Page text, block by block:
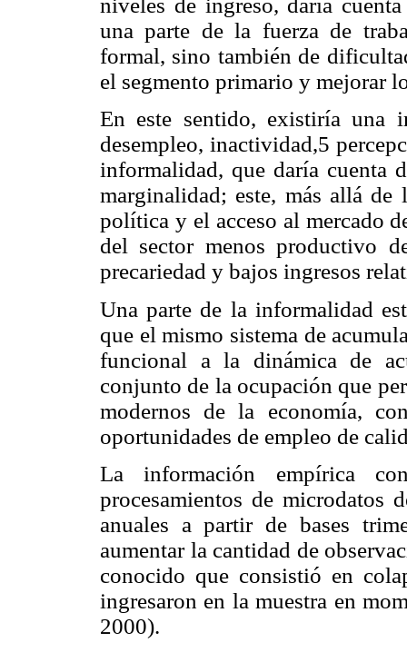
niveles de ingreso, daría
una parte de la fuerza de
formal, sino también de
el segmento primario y mejorar
En este sentido, existiría una
desempleo, inactividad,5
informalidad, que daría cuenta
marginalidad; este, más allá
política y el acceso al mercado
del sector menos productivo
precariedad y bajos ingresos
Una parte de la informalidad
que el mismo sistema de
funcional a la dinámica de
conjunto de la ocupación que
modernos de la economía,
oportunidades de empleo de
La información empírica
procesamientos de microdatos
anuales a partir de bases
aumentar la cantidad de
conocido que consistió en
ingresaron en la muestra en
2000).